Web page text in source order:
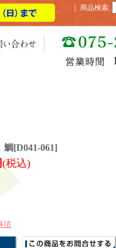
商品検索:
鯛[D041-061]
(税込)
項